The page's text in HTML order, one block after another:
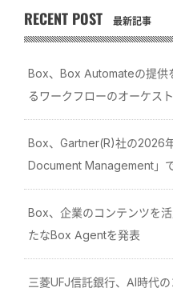
RECENT POST 最新記事
Box、Box Automateの提供
るワークフローのオーケス
Box、Gartner(R)社の2026
Document Management」
Box、企業のコンテンツを
たなBox Agentを発表
三菱UFJ信託銀行、AI時代